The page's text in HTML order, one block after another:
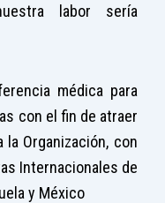
labor sería
médica para
con el fin de atraer
Organización, con
Internacionales de
y México